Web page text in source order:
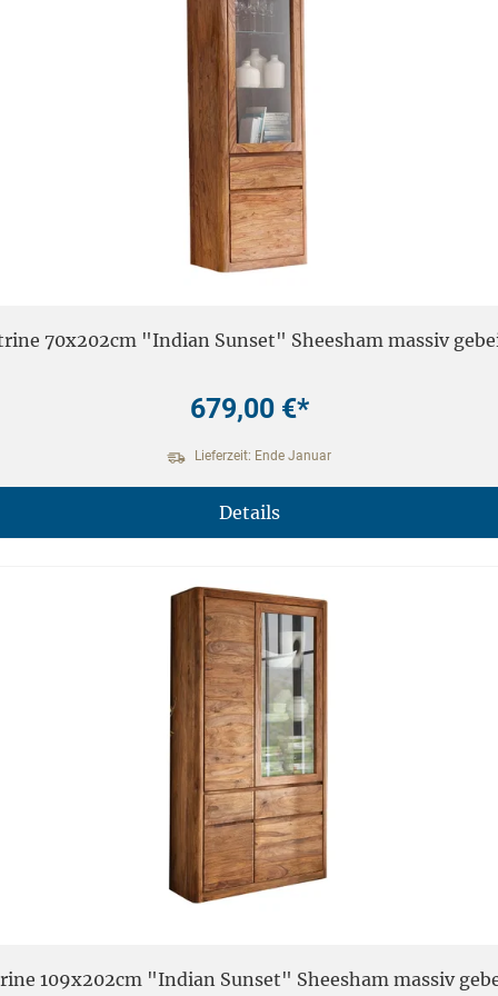
70x202cm "Indian Sunset" Sheesham massiv
679,00 €*
Lieferzeit: Ende Januar
Details
109x202cm "Indian Sunset" Sheesham massiv